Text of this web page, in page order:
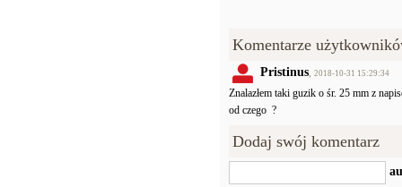
Komentarze
Pristinus, 2018-10-31 15:29:34
Znalazłem taki guzik o śr. 25 mm z
od czego ?
Dodaj swój komentarz